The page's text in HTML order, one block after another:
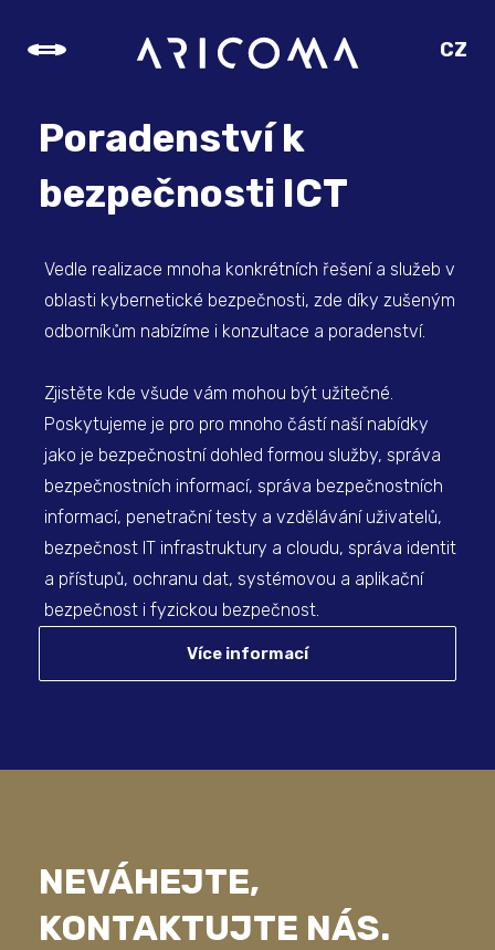
CZ
Poradenství k
bezpečnosti ICT
Vedle realizace mnoha konkrétních řešení a služeb v
oblasti kybernetické bezpečnosti, zde díky zušeným
odborníkům nabízíme i konzultace a poradenství.
Zjistěte kde všude vám mohou být užitečné.
Poskytujeme je pro pro mnoho částí naší nabídky
jako je bezpečnostní dohled formou služby, správa
bezpečnostních informací, správa bezpečnostních
informací, penetrační testy a vzdělávání uživatelů,
bezpečnost IT infrastruktury a cloudu, správa identit
a přístupů, ochranu dat, systémovou a aplikační
bezpečnost i fyzickou bezpečnost.
Více informací
NEVÁHEJTE,
KONTAKTUJTE NÁS.